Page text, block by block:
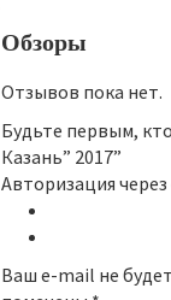
Обзоры
Отзывов пока нет.
Будьте первым,
Казань” 2017”
Авторизация
Ваш e-mail не